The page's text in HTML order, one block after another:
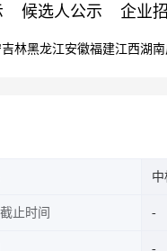
候选人公示 企业
吉林黑龙江安徽福建江西湖南
中
止时间